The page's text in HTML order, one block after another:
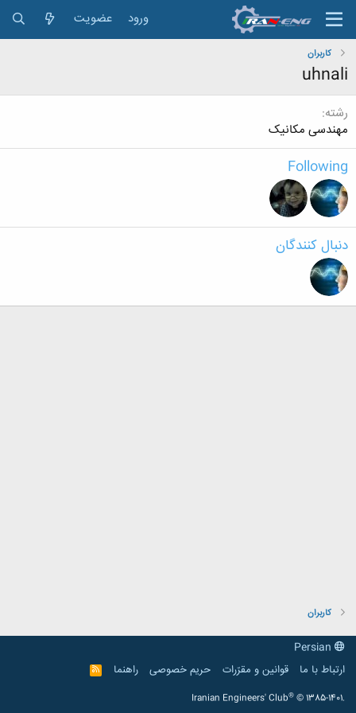
ورود عضویت
کاربران
uhnali
رشته
مهندسی مکانیک
Following
دنبال کنندگان
کاربران
ارتباط با ما
قوانین و مقرّرات حریم خصوصی راهنما
R
S
Iranian Engineers' Club® © 1385-1401.